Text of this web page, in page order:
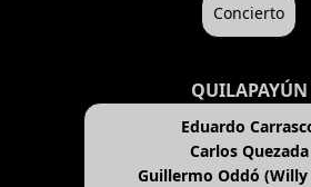
Concierto
QUILAPAYÚN
Eduardo
Carlos Quezada
Guillermo Oddó